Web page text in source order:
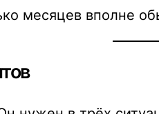
месяцев вполне